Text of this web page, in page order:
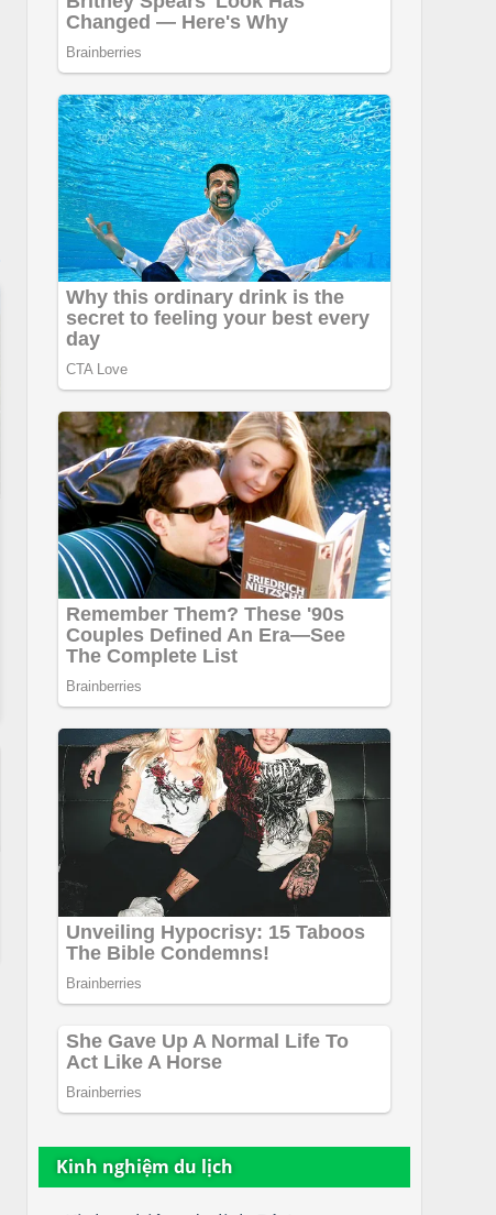
Kinh nghiệm du lịch